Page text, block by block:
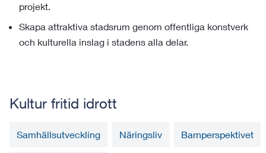
projekt.
Skapa attraktiva stadsrum genom offentliga konstverk
och kulturella inslag i stadens alla delar.
Kultur fritid idrott
Samhällsutveckling Näringsliv Barnperspektivet